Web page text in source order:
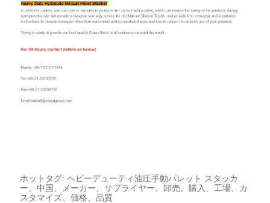
ホットタグ: ヘビーデューティ油圧手動パレット スタッカ
ー、中国、メーカー、サプライヤー、卸売、購入、工場、カ
スタマイズ、価格、品質